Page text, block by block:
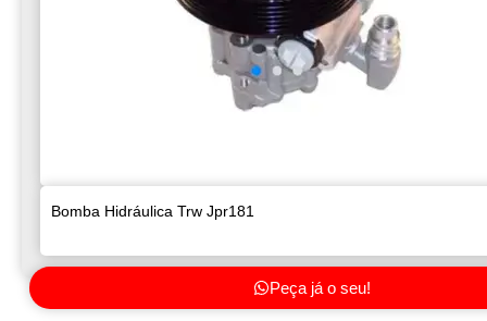
Bomba Hidráulica Trw Jpr181
Peça já o seu!